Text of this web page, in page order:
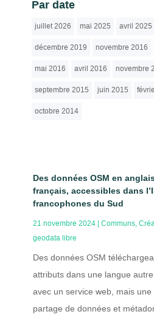
Par date
juillet 2026 mai 2025 avril 2025
décembre 2019 novembre 2016
mai 2016 avril 2016 novembre
septembre 2015 juin 2015
octobre 2014
Des données OSM en
français, accessibles dans
francophones du Sud
21 novembre 2024| Communs,
geodata libre
Des données OSM
attributs dans une langue
avec un service web, mais
partage de données et